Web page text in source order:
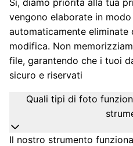
vengono elaborate in
automaticamente
modifica. Non
file, garantendo che i tuoi
sicuro e riservati
Quali tipi di foto
Il nostro strumento